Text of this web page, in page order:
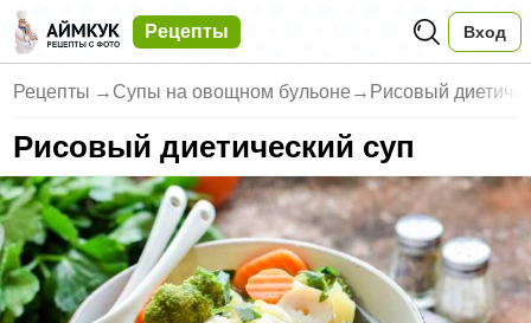
Рецепты Вход
Рецепты → Супы на овощном бульоне → Рисовый
Рисовый диетический суп